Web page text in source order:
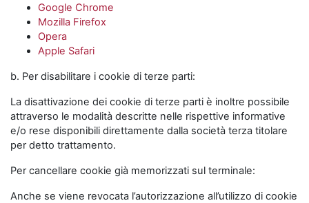
Google Chrome
Mozilla Firefox
Opera
Apple Safari
b. Per disabilitare i cookie di terze parti:
La disattivazione dei cookie di terze parti è inoltre possibile
attraverso le modalità descritte nelle rispettive informative
e/o rese disponibili direttamente dalla società terza titolare
per detto trattamento.
Per cancellare cookie già memorizzati sul terminale:
Anche se viene revocata l’autorizzazione all’utilizzo di cookie